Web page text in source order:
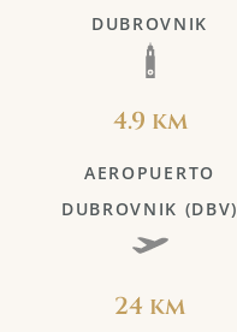
DUBROVNIK
4.9 km
AEROPUERTO
DUBROVNIK (DBV)
24 km